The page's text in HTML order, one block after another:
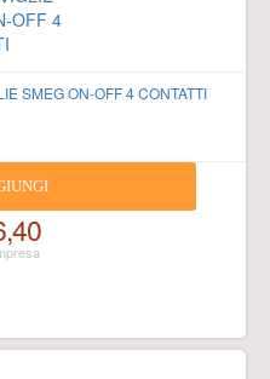
SMEG ON-OFF 4 CONTATTI